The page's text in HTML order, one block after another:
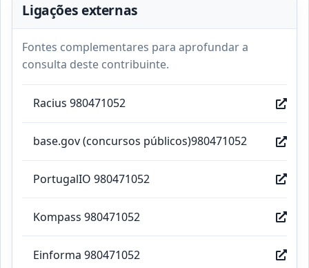
Ligações externas
Fontes complementares para aprofundar a
consulta deste contribuinte.
Racius 980471052
base.gov (concursos públicos)980471052
PortugalIO 980471052
Kompass 980471052
Einforma 980471052